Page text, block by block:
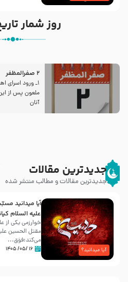
روز شمار
2 صفرالمظفر
1ـ ورود اسراى
ملعون پس از
آنان
جدیدترین مقالات
جدیدترین مقالات و مطالب منتشر شده
آیا میدانید؟
آیا میدانید
علیه ‌السلام
خوارزمی یکی از
مقتل الحسین
می‌کند:فوَق...
۱۶ /۰۵/ ۱۴۰۵